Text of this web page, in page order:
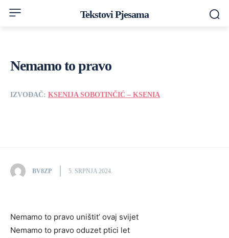
Tekstovi Pjesama
Nemamo to pravo
IZVOĐAČ: KSENIJA SOBOTINČIĆ – KSENIA
BV8ZP 5. SRPNJA 2024.
Nemamo to pravo uništit’ ovaj svijet
Nemamo to pravo oduzet ptici let